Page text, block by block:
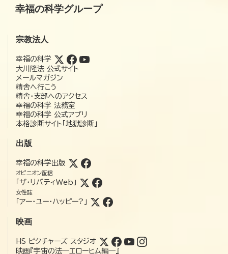
幸福の科学グループ
宗教法人
幸福の科学
大川隆法 公式サイト
メールマガジン
精舎へ行こう
精舎・支部へのアクセス
幸福の科学 法務室
幸福の科学 公式アプリ
本格診断サイト「地獄診断」
出版
幸福の科学出版
オピニオン配信
「ザ・リバティWeb」
女性誌
「アー・ユー・ハッピー?」
映画
HS ピクチャーズ スタジオ
映画『宇宙の法―エローヒム編―』